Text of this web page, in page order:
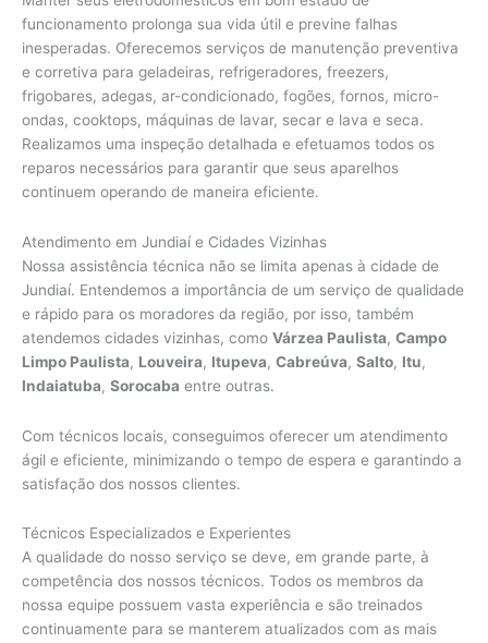
funcionamento prolonga sua vida útil e previne falhas
inesperadas. Oferecemos serviços de manutenção preventiva
e corretiva para geladeiras, refrigeradores, freezers,
frigobares, adegas, ar-condicionado, fogões, fornos, micro-
ondas, cooktops, máquinas de lavar, secar e lava e seca.
Realizamos uma inspeção detalhada e efetuamos todos os
reparos necessários para garantir que seus aparelhos
continuem operando de maneira eficiente.
Atendimento em Jundiaí e Cidades Vizinhas
Nossa assistência técnica não se limita apenas à cidade de
Jundiaí. Entendemos a importância de um serviço de qualidade
e rápido para os moradores da região, por isso, também
atendemos cidades vizinhas, como Várzea Paulista, Campo
Limpo Paulista, Louveira, Itupeva, Cabreúva, Salto, Itu,
Indaiatuba, Sorocaba entre outras.
Com técnicos locais, conseguimos oferecer um atendimento
ágil e eficiente, minimizando o tempo de espera e garantindo a
satisfação dos nossos clientes.
Técnicos Especializados e Experientes
A qualidade do nosso serviço se deve, em grande parte, à
competência dos nossos técnicos. Todos os membros da
nossa equipe possuem vasta experiência e são treinados
continuamente para se manterem atualizados com as mais